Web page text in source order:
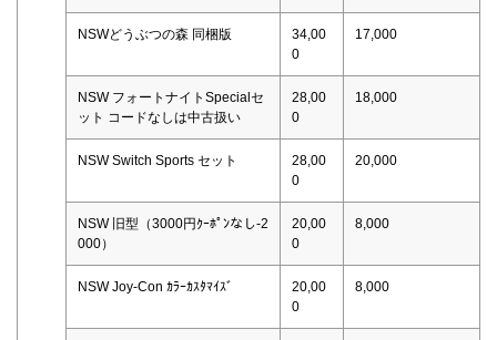
NSWどうぶつの森 同梱版
34,00
0
17,000
NSW フォートナイトSpecialセ
ット コードなしは中古扱い
28,00
0
18,000
NSW Switch Sports セット
28,00
0
20,000
NSW 旧型（3000円ｸｰﾎﾟﾝなし-2
000）
20,00
0
8,000
NSW Joy-Con ｶﾗｰｶｽﾀﾏｲｽﾞ
20,00
0
8,000